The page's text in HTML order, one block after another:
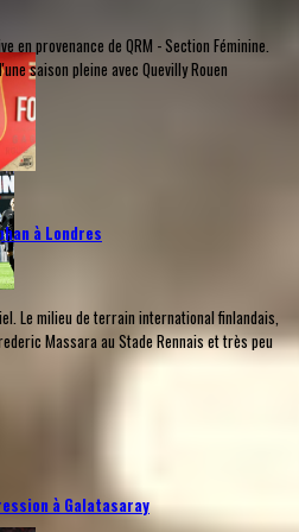
en provenance de QRM - Section Féminine.
saison pleine avec Quevilly Rouen
à Londres
Le milieu de terrain international finlandais,
Massara au Stade Rennais et très peu
à Galatasaray